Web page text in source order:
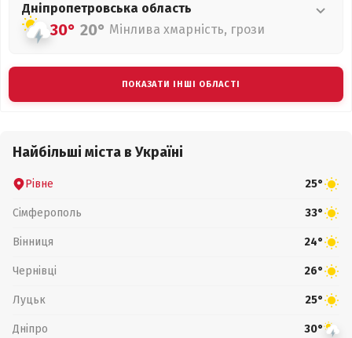
Дніпропетровська область
30° 20° Мінлива хмарність, грози
ПОКАЗАТИ ІНШІ ОБЛАСТІ
Найбільші міста в Україні
Рівне 25°
Сімферополь 33°
Вінниця 24°
Чернівці 26°
Луцьк 25°
Дніпро 30°